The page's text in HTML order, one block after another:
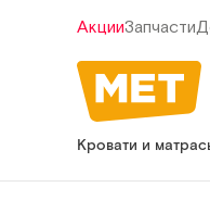
АкцииЗапчасти
Кровати и